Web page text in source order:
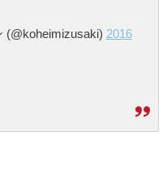
2016